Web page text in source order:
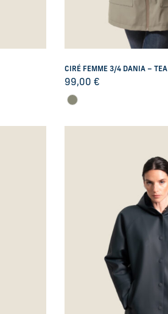
CIRÉ FEMME 3/4 DANIA – TEA
99,00€